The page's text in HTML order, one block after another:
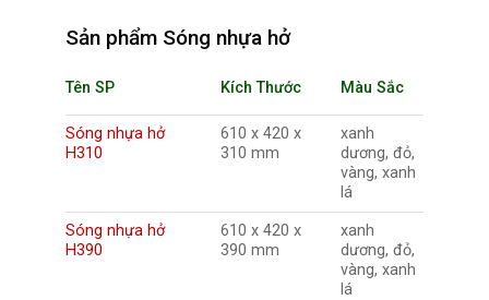
Sản phẩm Sóng nhựa hở
Tên SP Kích Thước Màu Sắc
Sóng nhựa hở
H310
610 x 420 x
310 mm
xanh
dương, đỏ,
vàng, xanh
lá
Sóng nhựa hở
H390
610 x 420 x
390 mm
xanh
dương, đỏ,
vàng, xanh
lá